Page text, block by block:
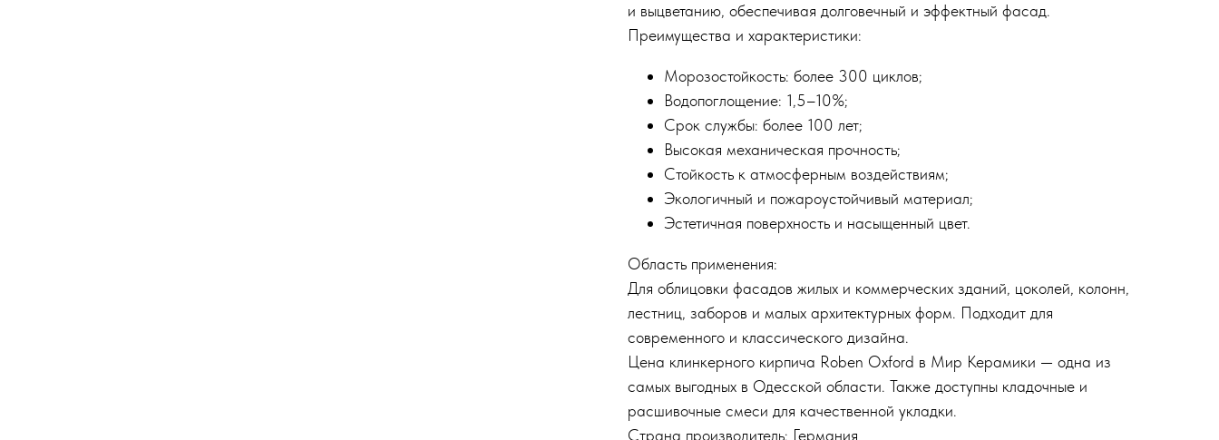
и выцветанию, обеспечивая долговечный и эффектный фасад.
Преимущества и характеристики:
Морозостойкость: более 300 циклов;
Водопоглощение: 1,5–10%;
Срок службы: более 100 лет;
Высокая механическая прочность;
Стойкость к атмосферным воздействиям;
Экологичный и пожароустойчивый материал;
Эстетичная поверхность и насыщенный цвет.
Область применения:
Для облицовки фасадов жилых и коммерческих зданий, цоколей, колонн,
лестниц, заборов и малых архитектурных форм. Подходит для
современного и классического дизайна.
Цена клинкерного кирпича Roben Oxford в Мир Керамики — одна из
самых выгодных в Одесской области. Также доступны кладочные и
расшивочные смеси для качественной укладки.
Страна производитель: Германия